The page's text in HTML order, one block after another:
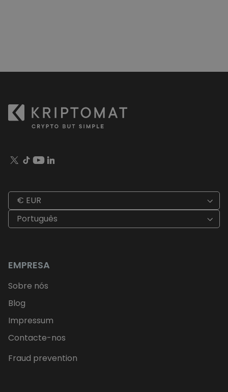
€ EUR
Português
EMPRESA
Sobre nós
Blog
Impressum
Contacte-nos
Fraud prevention